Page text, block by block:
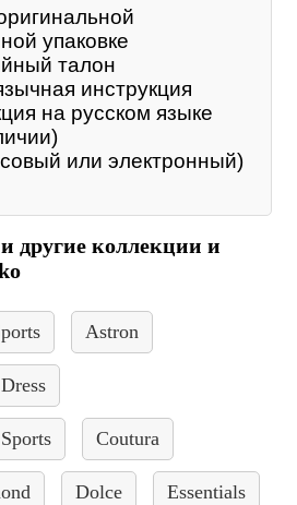
упаковке
талон
инструкция
на русском языке
или электронный)
другие коллекции и
Astron
Coutura
Dolce Essentials